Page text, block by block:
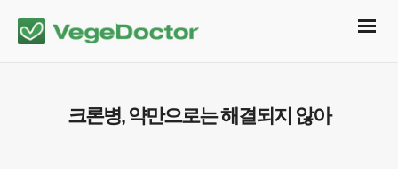
크론병, 약만으로는 해결되지 않아